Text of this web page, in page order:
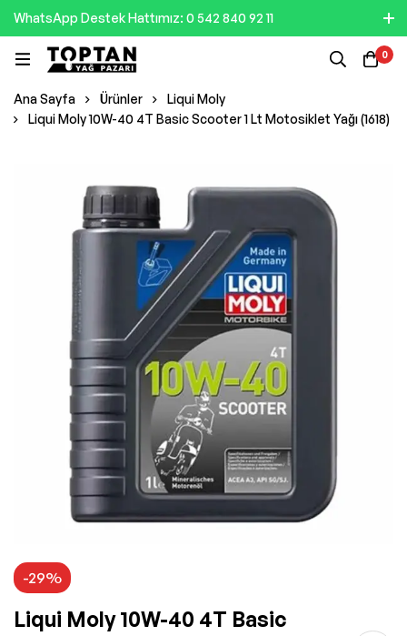
WhatsApp Destek Hattımız: 0 542 840 92 11
0
Ana Sayfa Ürünler
Liqui Moly
Liqui Moly 10W-40 4T Basic Scooter 1 Lt Motosiklet Yağı (1618)
-29%
Liqui Moly 10W-40 4T Basic